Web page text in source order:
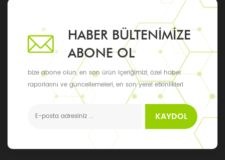
HABER BÜLTENIMIZE
ABONE OL
bize abone olun, en son ürün içeriğimizi, özel haber
raporlarını ve güncellemeleri, en son yerel etkinlikleri
alabilirsiniz
KAYDOL